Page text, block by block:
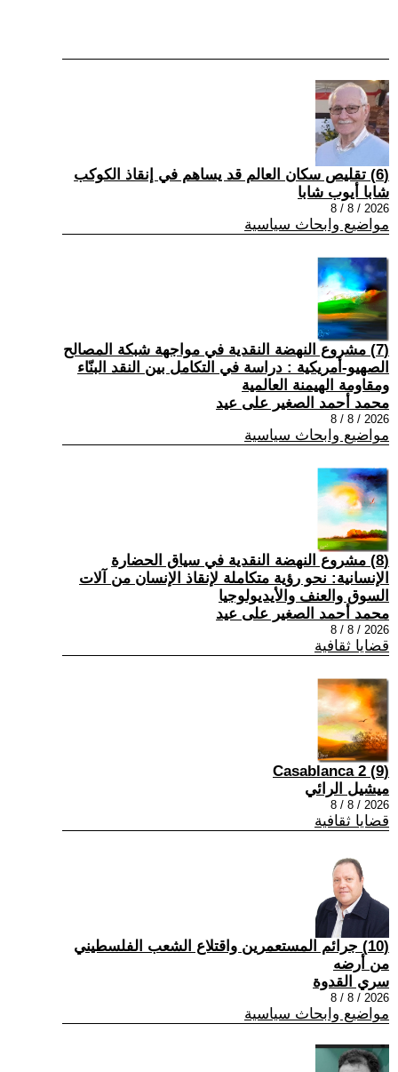
(6) تقليص سكان العالم قد يساهم في إنقاذ الكوكب
شابا أيوب شابا
2026 / 8 / 8
مواضيع وابحاث سياسية
(7) مشروع النهضة النقدية في مواجهة شبكة المصالح
الصهيو-أمريكية : دراسة في التكامل بين النقد البنّاء
ومقاومة الهيمنة العالمية
محمد أحمد الصغير على عيد
2026 / 8 / 8
مواضيع وابحاث سياسية
(8) مشروع النهضة النقدية في سياق الحضارة
الإنسانية: نحو رؤية متكاملة لإنقاذ الإنسان من آلات
السوق والعنف والأيديولوجيا
محمد أحمد الصغير على عيد
2026 / 8 / 8
قضايا ثقافية
(9) Casablanca 2
ميشيل الرائي
2026 / 8 / 8
قضايا ثقافية
(10) جرائم المستعمرين واقتلاع الشعب الفلسطيني
من أرضه
سري القدوة
2026 / 8 / 8
مواضيع وابحاث سياسية